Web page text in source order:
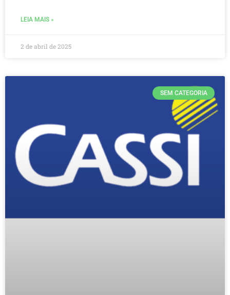
LEIA MAIS »
2 de abril de 2025
SEM CATEGORIA